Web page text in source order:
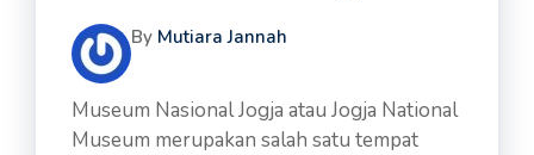
By Mutiara Jannah
Museum Nasional Jogja atau Jogja National
Museum merupakan salah satu tempat